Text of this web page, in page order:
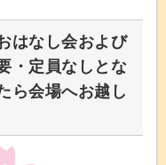
はなし会および
・定員なしとな
ら会場へお越し